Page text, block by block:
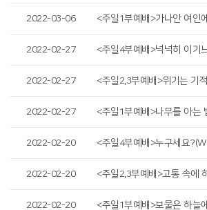
2022-03-06
2022-02-27
2022-02-27
2022-02-27
2022-02-20
2022-02-20
2022-02-20